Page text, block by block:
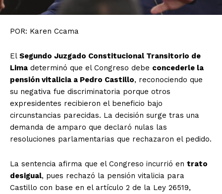
POR: Karen Ccama
El Segundo Juzgado Constitucional Transitorio de
Lima determinó que el Congreso debe concederle la
pensión vitalicia a Pedro Castillo, reconociendo que
su negativa fue discriminatoria porque otros
expresidentes recibieron el beneficio bajo
circunstancias parecidas. La decisión surge tras una
demanda de amparo que declaró nulas las
resoluciones parlamentarias que rechazaron el pedido.
La sentencia afirma que el Congreso incurrió en trato
desigual, pues rechazó la pensión vitalicia para
Castillo con base en el artículo 2 de la Ley 26519,